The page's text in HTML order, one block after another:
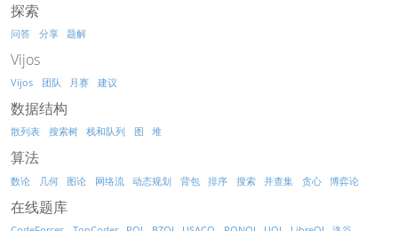
探索
问答 分享 题解
Vijos
Vijos 团队 月赛 建议
数据结构
散列表 搜索树 栈和队列 图 堆
算法
数论 几何 图论 网络流 动态规划 背包 排序 搜索 并查集 贪心 博弈论
在线题库